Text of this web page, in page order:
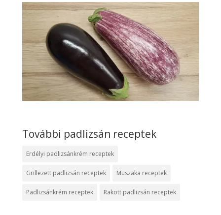
További padlizsán receptek
Erdélyi padlizsánkrém receptek
Grillezett padlizsán receptek Muszaka receptek
Padlizsánkrém receptek Rakott padlizsán receptek